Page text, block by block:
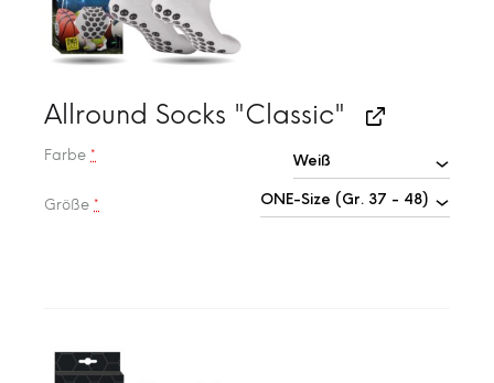
Allround Socks "Classic"
Farbe *
Größe *